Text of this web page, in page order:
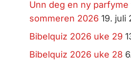
Unn deg en ny parfyme
sommeren 2026 19. juli
Bibelquiz 2026 uke 29
Bibelquiz 2026 uke 28